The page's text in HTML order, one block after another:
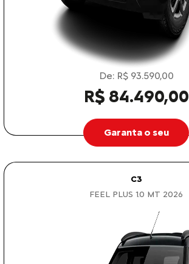
De: R$ 93.590,00
R$ 84.490,00
Garanta o seu
C3
FEEL PLUS 1.0 MT 2026